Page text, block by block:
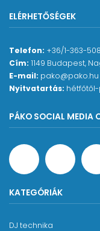
hónapban,
Ajándék 2
Az Alesis
videó lecke elérés
Gyorsabban
időben, igazi
beszélgess
Tulajdonságok:
88 teljes
ELÉRHETŐSÉGEK
Telefon: +36/1-363-
Cím: 1149 Budapest,
E-mail: pako@pako.hu
Nyitvatartás: hétfőtől-
PÁKO SOCIAL MEDIA
KATEGÓRIÁK
DJ technika